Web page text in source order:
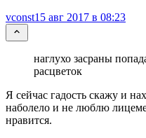
vconst15 авг 2017 в 08:23
наглухо засраны
расцветок
Я сейчас гадость скажу и
наболело и не люблю
нравится.